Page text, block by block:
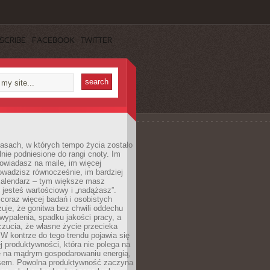
FACEBOOK TWITTER
w których tempo życia zostało
podniesione do rangi cnoty. Im
na maile, im więcej
równocześnie, im bardziej
– tym większe masz
wartościowy i „nadążasz”.
więcej badań i osobistych
że gonitwa bez chwili oddechu
spadku jakości pracy, a
że własne życie przecieka
kontrze do tego trendu pojawia się
produktywności, która nie polega na
na mądrym gospodarowaniu energią,
Powolna produktywność zaczyna